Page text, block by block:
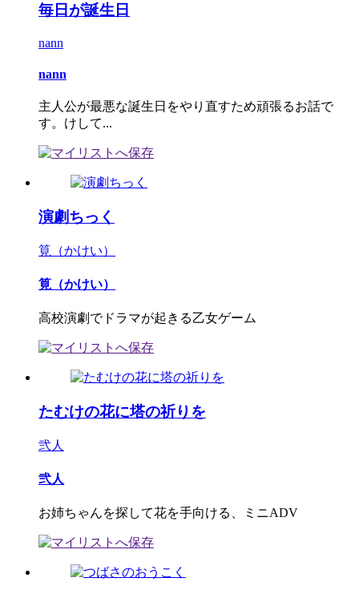
毎日が誕生日
nann
nann
主人公が最悪な誕生日をやり直すため頑張るお話で
す。けして...
演劇ちっく
筧（かけい）
筧（かけい）
高校演劇でドラマが起きる乙女ゲーム
たむけの花に塔の祈りを
弐人
弐人
お姉ちゃんを探して花を手向ける、ミニADV